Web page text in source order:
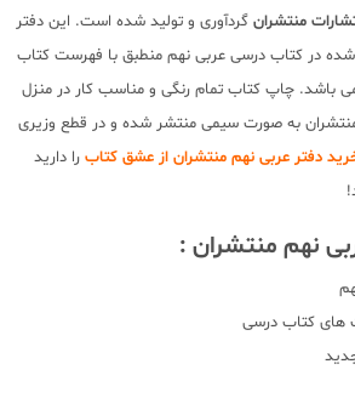
منتشران گردآوری و تولید شده است. این دفتر
شده در کتاب درسی عربی نهم منطبق با فهرست کتاب
باشد. چاپ کتاب تمام رنگی و مناسب کار در منزل
به صورت سیمی منتشر شده و در قطع وزیری
دفتر عربی نهم منتشران از عشق کتاب را دارید
نهم منتشران :